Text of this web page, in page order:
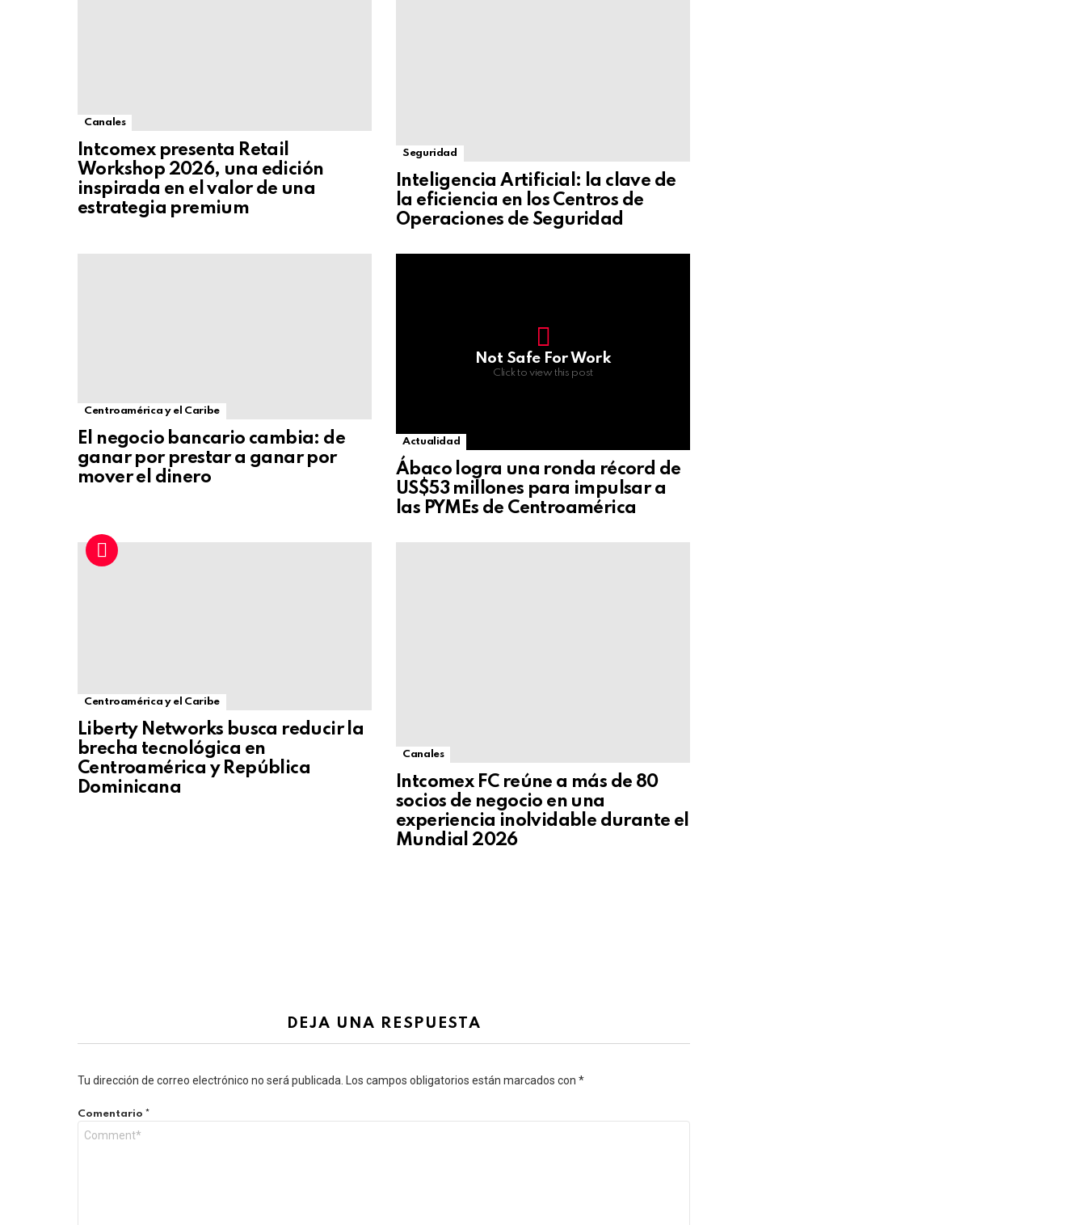
Canales
Intcomex presenta Retail
Workshop 2026, una edición
inspirada en el valor de una
estrategia premium
Seguridad
Inteligencia Artificial: la clave de
la eficiencia en los Centros de
Operaciones de Seguridad
Centroamérica y el Caribe
El negocio bancario cambia: de
ganar por prestar a ganar por
mover el dinero
Not Safe For Work
Click to view this post
Actualidad
Ábaco logra una ronda récord de
US$53 millones para impulsar a
las PYMEs de Centroamérica
Centroamérica y el Caribe
Liberty Networks busca reducir la
brecha tecnológica en
Centroamérica y República
Dominicana
Canales
Intcomex FC reúne a más de 80
socios de negocio en una
experiencia inolvidable durante el
Mundial 2026
DEJA UNA RESPUESTA
Tu dirección de correo electrónico no será publicada. Los campos obligatorios están marcados con *
Comentario *